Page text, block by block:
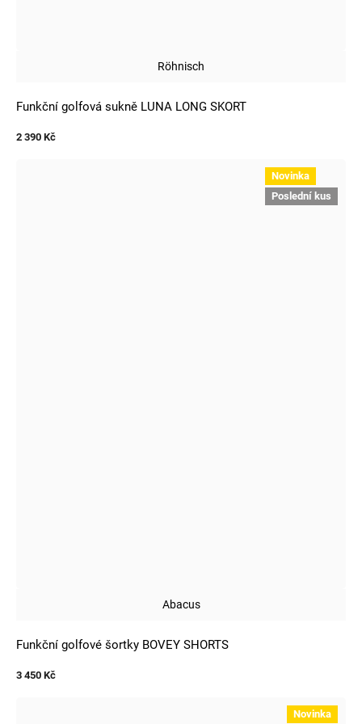
Röhnisch
Funkční golfová sukně LUNA LONG SKORT
2 390 Kč
Novinka
Poslední kus
Abacus
Funkční golfové šortky BOVEY SHORTS
3 450 Kč
Novinka